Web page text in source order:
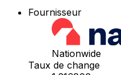
Fournisseur
Nationwide
Taux de change